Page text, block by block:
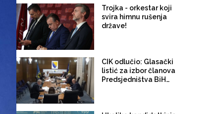
Trojka - orkestar koji
svira himnu rušenja
države!
CIK odlučio: Glasački
listić za izbor članova
Predsjedništva BiH